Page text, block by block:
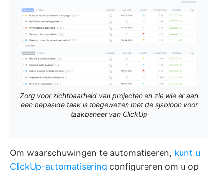
Zorg voor zichtbaarheid van projecten en zie wie er aan
een bepaalde taak is toegewezen met de sjabloon voor
taakbeheer van ClickUp
Om waarschuwingen te automatiseren, kunt u
ClickUp-automatisering configureren om u op